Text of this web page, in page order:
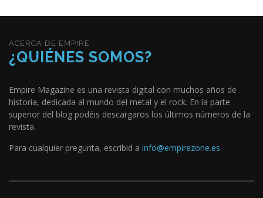
ACERCA DE EMPIRE
¿QUIÉNES SOMOS?
Empire Magazine es una revista digital con muchos años de
historia, dedicada al mundo del metal y el rock. En la parte
superior del blog podéis descargaros los últimos números de la
revista.
Para cualquier pregunta, escribid a info@empirezone.es